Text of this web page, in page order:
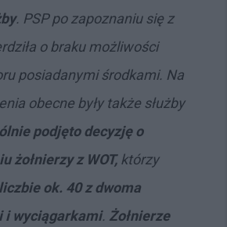
. PSP po zapoznaniu się z
o braku możliwości
posiadanymi środkami. Na
obecne były także służby
podjęto decyzję o
żołnierzy z WOT,którzy
ok. 40 z dwoma
i wyciągarkami. Żołnierze